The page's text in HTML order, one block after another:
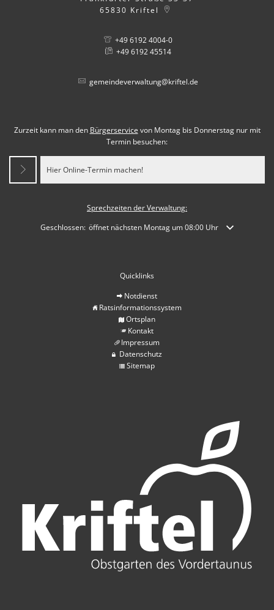
65830 Kriftel
+49 6192 4004-0
+49 6192 45514
gemeindeverwaltung@kriftel.de
Zurzeit kann man den Bürgerservice von Montag bis Donnerstag nur mit
Termin besuchen:
Hier Online-Termin machen!
Sprechzeiten der Verwaltung:
Klicken, um weitere Öffnungs- oder Schließzeiten auszublenden
Geschlossen: öffnet nächsten Montag um 08:00 Uhr
Quicklinks
Notdienst
Ratsinformationssystem
Ortsplan
Kontakt
Impressum
Datenschutz
Sitemap